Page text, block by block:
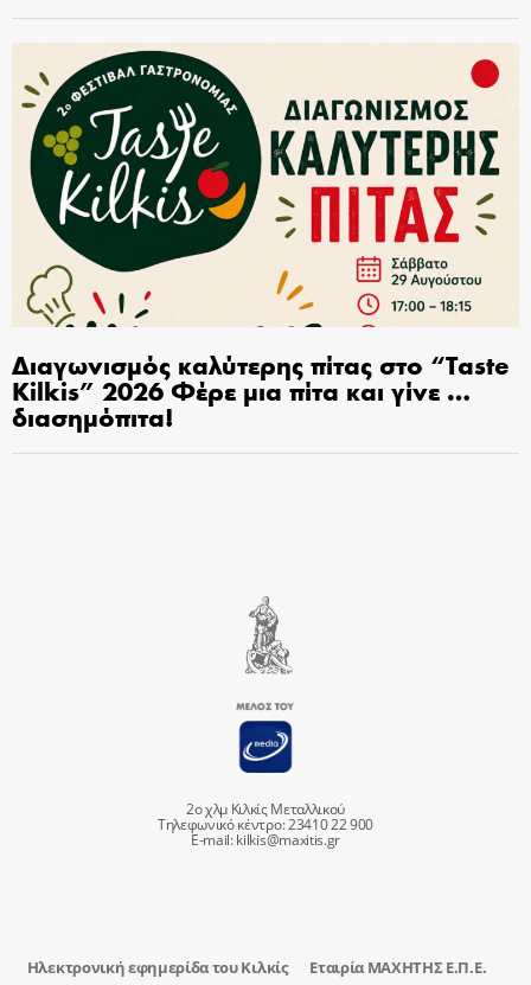
Διαγωνισμός καλύτερης πίτας στο “Taste
Kilkis” 2026 Φέρε μια πίτα και γίνε …
διασημόπιτα!
2ο χλμ Κιλκίς Μεταλλικού
Τηλεφωνικό κέντρο: 23410 22 900
E-mail:kilkis@maxitis.gr
Ηλεκτρονική εφημερίδα του Κιλκίς
Εταιρία ΜΑΧΗΤΗΣ Ε.Π.Ε.